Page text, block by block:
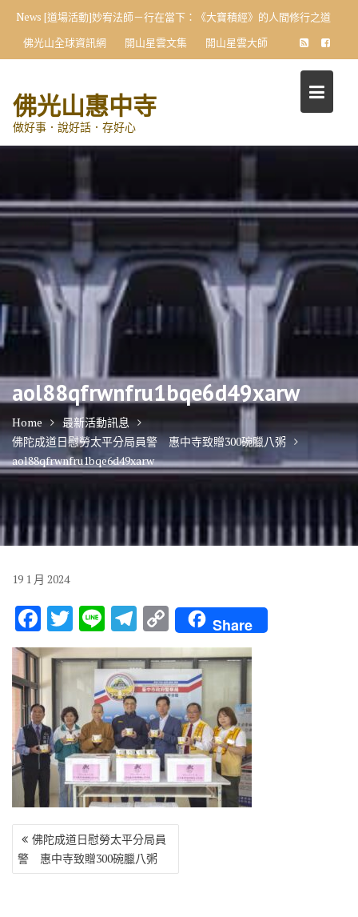
content
News [道場活動]妙宥法師－行在當下：《大寶積經》的人間修行之道
佛光山全球資訊網
開山星雲文集 開山星雲大師
佛光山惠中寺
做好事．說好話．存好心
aol88qfrwnfru1bqe6d49xarw
Home
最新活動訊息
佛陀成道日慰勞太平分局員警 惠中寺致贈300碗臘八粥
aol88qfrwnfru1bqe6d49xarw
19 1 月 2024
F
ac
e
b
o
o
k
T
w
it
te
r
Li
n
e
T
el
e
gr
a
m
C
o
p
y
Li
n
k
Share
文
章
導
佛陀成道日慰勞太平分局員
警 惠中寺致贈300碗臘八粥